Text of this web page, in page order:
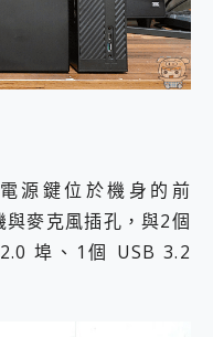
源鍵位於機身的前
麥克風插孔，與2個
埠、1個 USB 3.2